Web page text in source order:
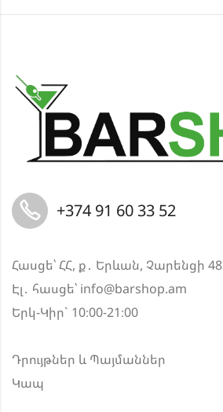
+374 91 60 33 52
Հասցե՝ ՀՀ, ք․ Երևան, Չարենցի 48
Էլ․ հասցե՝ info@barshop.am
Երկ-Կիր` 10։00-21։00
Դրույթներ և Պայմաններ
Կապ